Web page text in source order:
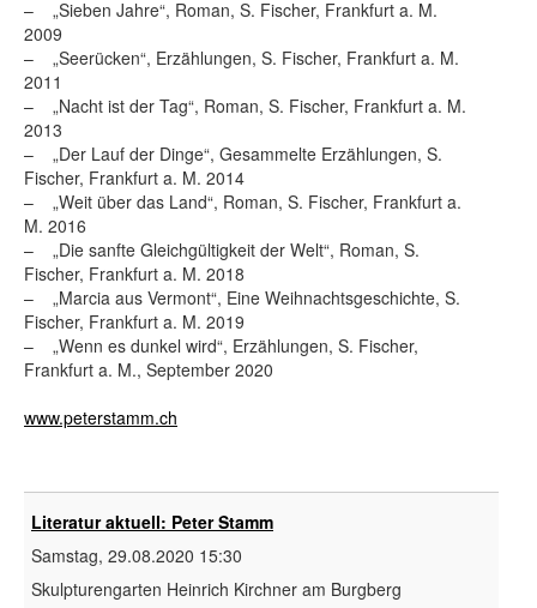
– „Sieben Jahre“, Roman, S. Fischer, Frankfurt a. M.
2009
– „Seerücken“, Erzählungen, S. Fischer, Frankfurt a. M.
2011
– „Nacht ist der Tag“, Roman, S. Fischer, Frankfurt a. M.
2013
– „Der Lauf der Dinge“, Gesammelte Erzählungen, S.
Fischer, Frankfurt a. M. 2014
– „Weit über das Land“, Roman, S. Fischer, Frankfurt a.
M. 2016
– „Die sanfte Gleichgültigkeit der Welt“, Roman, S.
Fischer, Frankfurt a. M. 2018
– „Marcia aus Vermont“, Eine Weihnachtsgeschichte, S.
Fischer, Frankfurt a. M. 2019
– „Wenn es dunkel wird“, Erzählungen, S. Fischer,
Frankfurt a. M., September 2020
www.peterstamm.ch
Literatur aktuell: Peter Stamm
Samstag, 29.08.2020 15:30
Skulpturengarten Heinrich Kirchner am Burgberg